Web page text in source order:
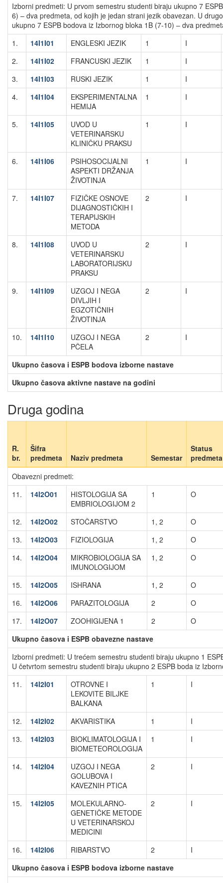
Izborni predmeti: U prvom semestru studenti biraju ukupno 7
6) – dva predmeta, od kojih je jedan strani jezik obavezan. U
ukupno 7 ESPB bodova iz Izbornog bloka 1B (7-10) – dva
1.
14I1I01 ENGLESKI JEZIK 1
I
2.
14I1I02 FRANCUSKI JEZIK 1
I
3.
14I1I03 RUSKI JEZIK 1
I
4.
14I1I04
EKSPERIMENTALNA
HEMIJA
1 I
5. 14I1I05
UVOD U
VETERINARSKU
KLINIČKU PRAKSU
1 I
6. 14I1I06
PSIHOSOCIJALNI
ASPEKTI DRŽANJA
ŽIVOTINJA
1 I
7. 14I1I07
FIZIČKE OSNOVE
DIJAGNOSTIČKIH I
TERAPIJSKIH
METODA
2 I
8. 14I1I08
UVOD U
VETERINARSKU
LABORATORIJSKU
PRAKSU
2 I
9. 14I1I09
UZGOJ I NEGA
DIVLJIH I
EGZOTIČNIH
ŽIVOTINJA
2 I
10. 14I1I10
UZGOJ I NEGA
PČELA
2 I
Ukupno časova i ESPB bodova izborne nastave
Ukupno časova aktivne nastave na godini
Druga godina
R.
br.
Šifra
predmeta
Naziv predmeta Semestar
Status
predmeta
Obavezni predmeti:
11.
14I2O01
HISTOLOGIJA SA
EMBRIOLOGIJOM 2
1 O
12. 14I2O02 STOČARSTVO 1, 2
O
13.
14I2O03 FIZIOLOGIJA 1, 2
O
14.
14I2O04
MIKROBIOLOGIJA SA
IMUNOLOGIJOM
1, 2 O
15. 14I2O05 ISHRANA 1, 2
O
16.
14I2O06 PARAZITOLOGIJA 2
O
17.
14I2O07 ZOOHIGIJENA 1 2
O
Ukupno časova i ESPB obavezne nastave
Izborni predmeti: U trećem semestru studenti biraju ukupno 1
U četvrtom semestru studenti biraju ukupno 2 ESPB boda iz
11.
14I2I01
OTROVNE I
LEKOVITE BILJKE
BALKANA
1 I
12. 14I2I02 AKVARISTIKA 1
I
13.
14I2I03
BIOKLIMATOLOGIJA I
BIOMETEOROLOGIJA
1 I
14. 14I2I04
UZGOJ I NEGA
GOLUBOVA I
KAVEZNIH PTICA
2 I
15. 14I2I05
MOLEKULARNO-
GENETIČKE METODE
U VETERINARSKOJ
MEDICINI
2 I
16. 14I2I06 RIBARSTVO 2
I
Ukupno časova i ESPB bodova izborne nastave